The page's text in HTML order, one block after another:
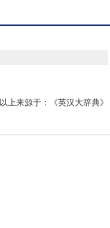
以上来源于：《英汉大辞典》